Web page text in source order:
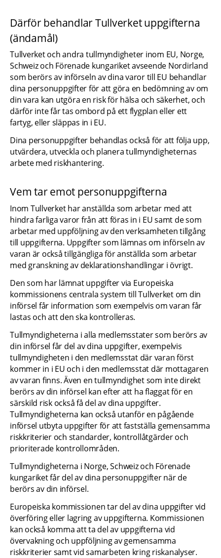
Därför behandlar Tullverket uppgifterna
(ändamål)
Tullverket och andra tullmyndigheter inom EU, Norge,
Schweiz och Förenade kungariket avseende Nordirland
som berörs av införseln av dina varor till EU behandlar
dina personuppgifter för att göra en bedömning av om
din vara kan utgöra en risk för hälsa och säkerhet, och
därför inte får tas ombord på ett flygplan eller ett
fartyg, eller släppas in i EU.
Dina personuppgifter behandlas också för att följa upp,
utvärdera, utveckla och planera tullmyndigheternas
arbete med riskhantering.
Vem tar emot personuppgifterna
Inom Tullverket har anställda som arbetar med att
hindra farliga varor från att föras in i EU samt de som
arbetar med uppföljning av den verksamheten tillgång
till uppgifterna. Uppgifter som lämnas om införseln av
varan är också tillgängliga för anställda som arbetar
med granskning av deklarationshandlingar i övrigt.
Den som har lämnat uppgifter via Europeiska
kommissionens centrala system till Tullverket om din
införsel får information som exempelvis om varan får
lastas och att den ska kontrolleras.
Tullmyndigheterna i alla medlemsstater som berörs av
din införsel får del av dina uppgifter, exempelvis
tullmyndigheten i den medlemsstat där varan först
kommer in i EU och i den medlemsstat där mottagaren
av varan finns. Även en tullmyndighet som inte direkt
berörs av din införsel kan efter att ha flaggat för en
särskild risk också få del av dina uppgifter.
Tullmyndigheterna kan också utanför en pågående
införsel utbyta uppgifter för att fastställa gemensamma
riskkriterier och standarder, kontrollåtgärder och
prioriterade kontrollområden.
Tullmyndigheterna i Norge, Schweiz och Förenade
kungariket får del av dina personuppgifter när de
berörs av din införsel.
Europeiska kommissionen tar del av dina uppgifter vid
överföring eller lagring av uppgifterna. Kommissionen
kan också komma att ta del av uppgifterna vid
övervakning och uppföljning av gemensamma
riskkriterier samt vid samarbeten kring riskanalyser.